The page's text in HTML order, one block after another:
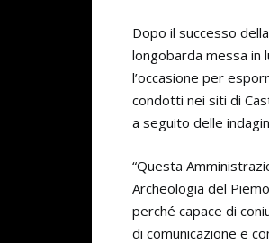
Dopo il successo
longobarda messa in
l’occasione per
condotti nei siti di
a seguito delle
“Questa
Archeologia del
perché capace di
di comunicazione e